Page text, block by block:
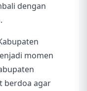
dengan
momen
berdoa agar